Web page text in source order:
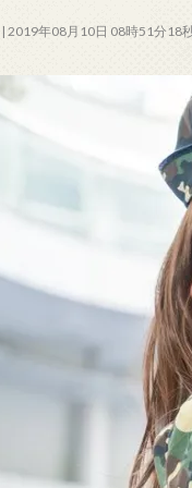
2019年08月10日 08時51分18